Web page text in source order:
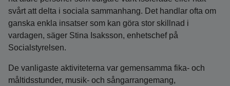
svårt att delta i sociala sammanhang. Det handlar ofta om
ganska enkla insatser som kan göra stor skillnad i
vardagen, säger Stina Isaksson, enhetschef på
Socialstyrelsen.
De vanligaste aktiviteterna var gemensamma fika- och
måltidsstunder, musik- och sångarrangemang,